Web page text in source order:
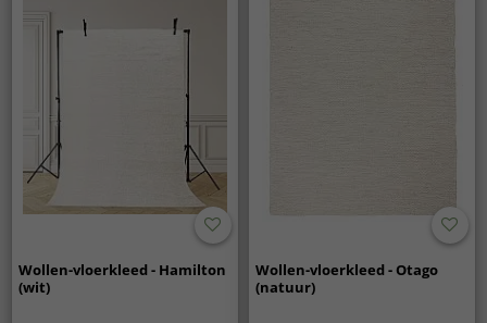
Wollen-vloerkleed - Hamilton
(wit)
Wollen-vloerkleed - Otago
(natuur)